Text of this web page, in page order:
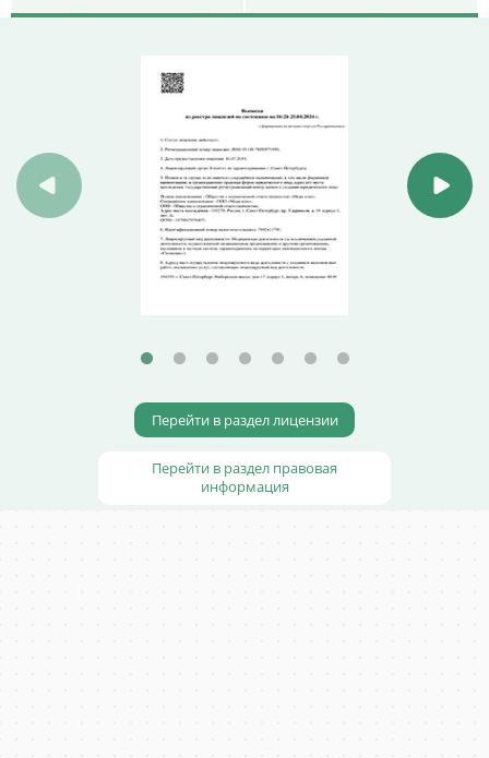
Перейти в раздел лицензии
Перейти в раздел правовая
информация